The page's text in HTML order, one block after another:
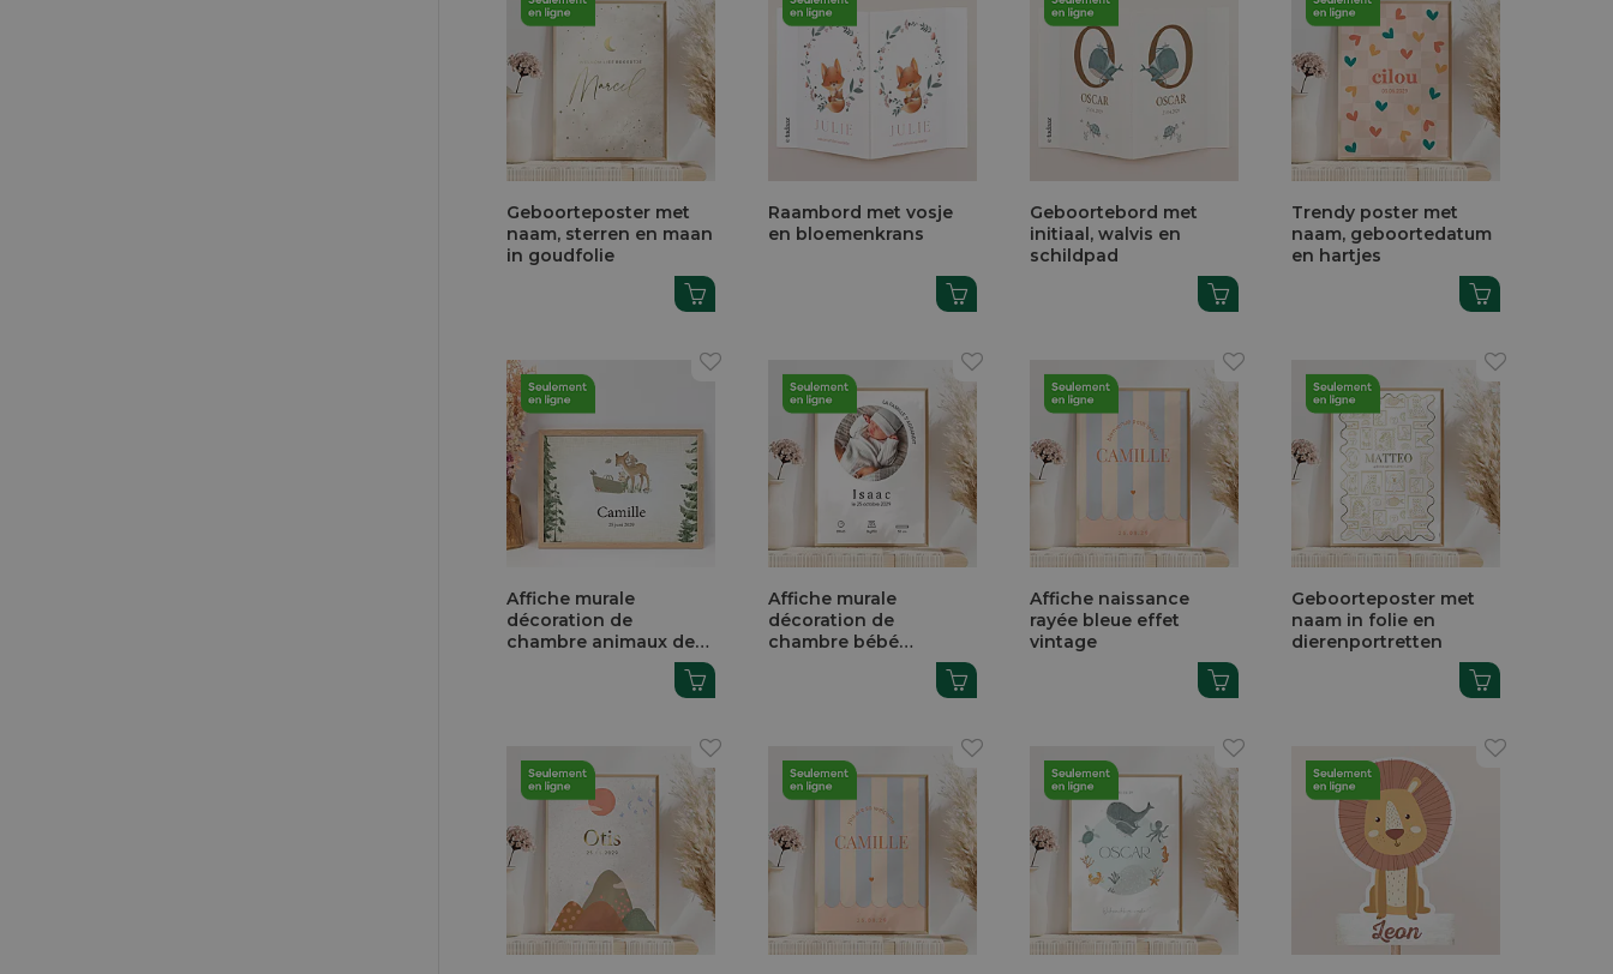
Geboorteposter met
naam, sterren en maan
in goudfolie
Raambord met vosje
en bloemenkrans
Geboortebord met
initiaal, walvis en
schildpad
Trendy poster met
naam, geboortedatum
en hartjes
Affiche murale
décoration de
chambre animaux de
Affiche murale
décoration de
chambre bébé
Affiche naissance
rayée bleue effet
vintage
Geboorteposter met
naam in folie en
dierenportretten